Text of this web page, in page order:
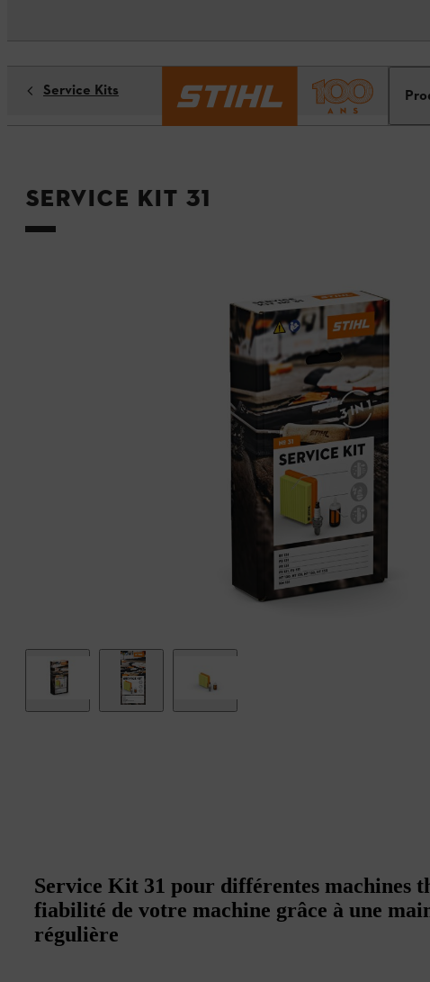
Service Kits
Service Kit 31
Service Kit 31 pour différentes machines
fiabilité de votre machine grâce à une
régulière